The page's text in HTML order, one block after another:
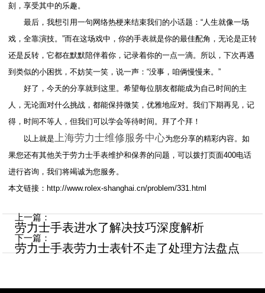
刻，享受其中的乐趣。
最后，我想引用一句网络热梗来结束我们的小话题：“人生就像一场
戏，全靠演技。”而在这场戏中，你的手表就是你的最佳配角，无论是正转
还是反转，它都在默默陪伴着你，记录着你的一点一滴。所以，下次再遇
到类似的小困扰，不妨笑一笑，说一声：“没事，咱俩慢慢来。”
好了，今天的分享就到这里。希望每位朋友都能成为自己时间的主
人，无论面对什么挑战，都能保持微笑，优雅地应对。我们下期再见，记
得，时间不等人，但我们可以学会等待时间。拜了个拜！
以上就是
上海劳力士维修服务中心为您分享的精彩内容。如
果您还有其他关于劳力士手表维护和保养的问题，可以拨打页面400电话
进行咨询，我们将竭诚为您服务。
本文链接：http://www.rolex-shanghai.cn/problem/331.html
上一篇：
劳力士手表进水了解决技巧深度解析
下一篇：
劳力士手表劳力士表针不走了处理方法盘点